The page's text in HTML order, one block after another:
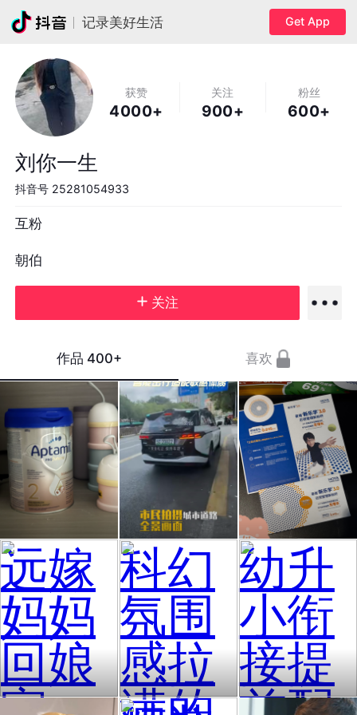
记录美好生活 Get App
获赞
4000+
关注
900+
粉丝
600+
刘你一生
抖音号 25281054933
互粉
朝伯
关注
作品 400+ 喜欢
远嫁
妈妈
回娘
科幻
氛围
感拉
幼升
小衔
接提